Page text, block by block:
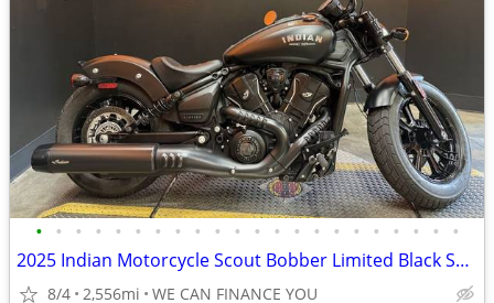
• • • • • • • • • • • • • • • • • • • • • •
2025 Indian Motorcycle Scout Bobber Limited Black Smoke
8/4 2,556mi WE CAN FINANCE YOU